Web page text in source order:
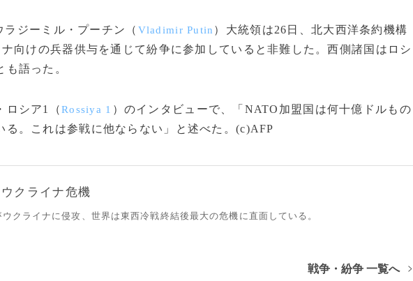
ラジーミル・プーチン（ Vladimir Putin ）大統領は26日、北大西洋条約機構
向けの兵器供与を通じて紛争に参加していると非難した。西側諸国はロシ
語った。
ロシア1（Rossiya 1 ）のインタビューで、「NATO加盟国は何十億ドルもの
る。これは参戦に他ならない」と述べた。(c)AFP
クライナ危機
ウクライナに侵攻、世界は東西冷戦終結後最大の危機に直面している。
戦争・紛争 一覧へ >